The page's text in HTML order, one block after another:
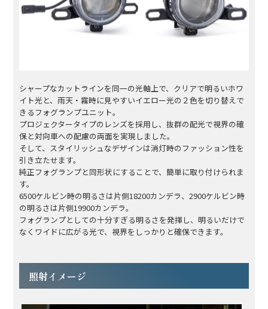
シャープなカットラインを同一の光軸上で、クリアで明るいホワ
イト光と、雨天・霧時に見やすいイエロー光の２色を切り替えで
きるフォグランプユニット。
プロジェクタータイプのレンズを採用し、抜群の配光で視界の確
保と対向車への配慮の両面を実現しました。
そして、スタイリッシュなデザインは消灯時のファッション性を
引き立たせます。
純正フォグランプと同形状にすることで、簡単に取り付けられま
す。
6500ケルビン時の明るさは片側18200カンデラ、2900ケルビン時
の明るさは片側19900カンデラ。
フォグランプとしての十分すぎる明るさを発揮し、明るいだけで
なくワイドに広がる光で、視界をしっかりと確保できます。
照射イメージ